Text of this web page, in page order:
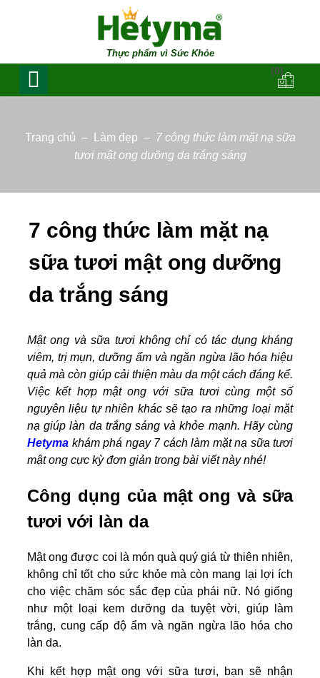
Thực phẩm vì Sức Khỏe
(0)
Trang chủ – Làm đẹp – 7 công thức làm mặt nạ sữa
tươi mật ong dưỡng da trắng sáng
7 công thức làm mặt nạ
sữa tươi mật ong dưỡng
da trắng sáng
Mật ong và sữa tươi không chỉ có tác dụng kháng
viêm, trị mụn, dưỡng ẩm và ngăn ngừa lão hóa hiệu
quả mà còn giúp cải thiện màu da một cách đáng kể.
Việc kết hợp mật ong với sữa tươi cùng một số
nguyên liệu tự nhiên khác sẽ tạo ra những loại mặt
nạ giúp làn da trắng sáng và khỏe mạnh. Hãy cùng
Hetyma khám phá ngay 7 cách làm mặt nạ sữa tươi
mật ong cực kỳ đơn giản trong bài viết này nhé!
Công dụng của mật ong và sữa
tươi với làn da
Mật ong được coi là món quà quý giá từ thiên nhiên,
không chỉ tốt cho sức khỏe mà còn mang lại lợi ích
cho việc chăm sóc sắc đẹp của phái nữ. Nó giống
như một loại kem dưỡng da tuyệt vời, giúp làm
trắng, cung cấp độ ẩm và ngăn ngừa lão hóa cho
làn da.
Khi kết hợp mật ong với sữa tươi, bạn sẽ nhận